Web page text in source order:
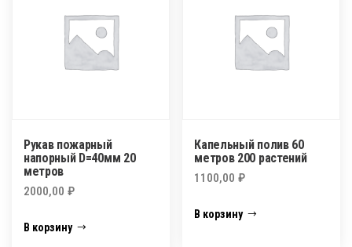
Рукав пожарный
напорный D=40мм 20
метров
2000,00 ₽
В корзину
Капельный полив 60
метров 200 растений
1100,00₽
В корзину